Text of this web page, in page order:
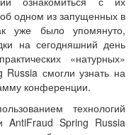
одном из запущенных в
уже было упомянуто,
на сегодняшний день
«натурных»
Russia смогли узнать на
конференции.
технологий
AntiFraud Spring Russia